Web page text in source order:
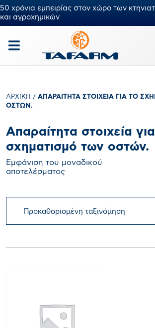
50 χρόνια εμπειρίας στον χώρο των
και αγροχημικών
ΑΡΧΙΚΉ / ΑΠΑΡΑΊΤΗΤΑ ΣΤΟΙΧΕΊΑ ΓΙΑ ΤΟ
ΟΣΤΏΝ.
Απαραίτητα στοιχεία
σχηματισμό των οστών.
Εμφάνιση του μοναδικού
αποτελέσματος